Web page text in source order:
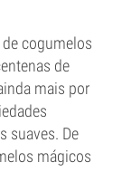
cogumelos
de
mais por
suaves. De
mágicos